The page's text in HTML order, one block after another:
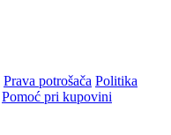
Prava potrošača Politika
Pomoć pri kupovini